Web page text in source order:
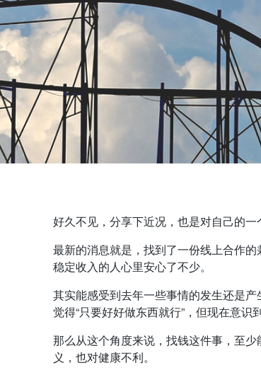
好久不见，分享下近况，也是对自己的一
最新的消息就是，找到了一份线上合作
稳定收入的人心里安心了不少。
其实能感受到去年一些事情的发生还是
觉得“只要好好做东西就行”，但现在意识
那么从这个角度来说，找钱这件事，至
义，也对健康不利。